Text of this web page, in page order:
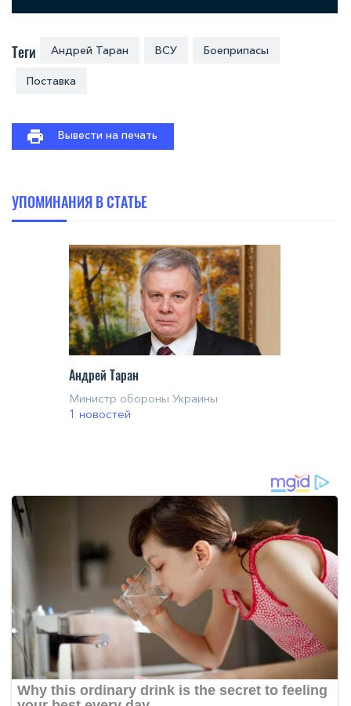
Теги Андрей Таран ВСУ Боеприпасы
Поставка
Вывести на печать
УПОМИНАНИЯ В СТАТЬЕ
Андрей Таран
Министр обороны Украины
1 новостей